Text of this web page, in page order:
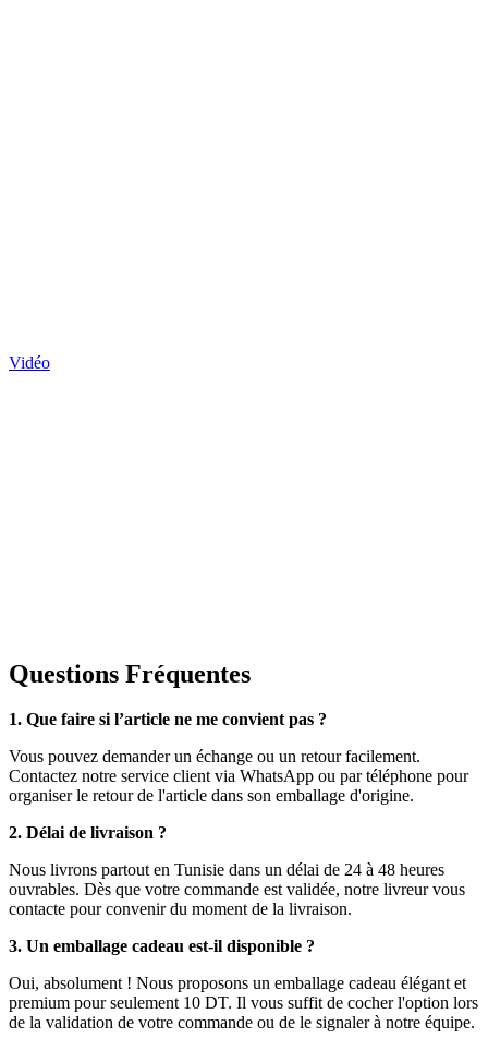
Vidéo
Questions Fréquentes
1. Que faire si l’article ne me convient pas ?
Vous pouvez demander un échange ou un retour facilement.
Contactez notre service client via WhatsApp ou par téléphone pour
organiser le retour de l'article dans son emballage d'origine.
2. Délai de livraison ?
Nous livrons partout en Tunisie dans un délai de 24 à 48 heures
ouvrables. Dès que votre commande est validée, notre livreur vous
contacte pour convenir du moment de la livraison.
3. Un emballage cadeau est-il disponible ?
Oui, absolument ! Nous proposons un emballage cadeau élégant et
premium pour seulement 10 DT. Il vous suffit de cocher l'option lors
de la validation de votre commande ou de le signaler à notre équipe.